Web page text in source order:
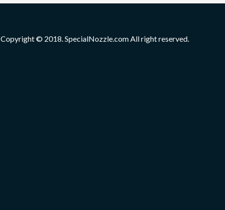
Copyright © 2018. SpecialNozzle.com All right reserved.